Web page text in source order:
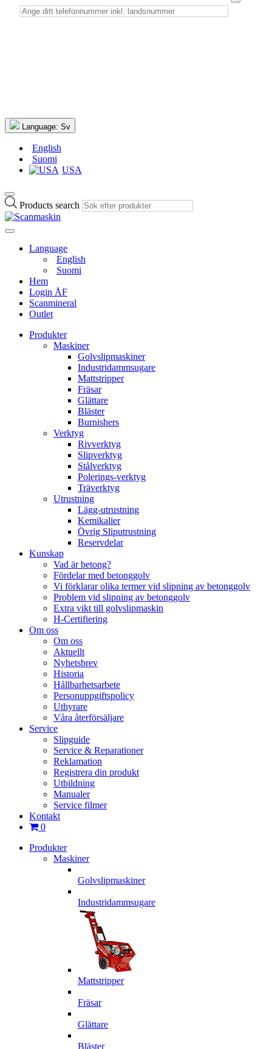
Language: Sv
English
Suomi
USA
Products search
Language
English
Suomi
Hem
Login ÅF
Scanmineral
Outlet
Produkter
Maskiner
Golvslipmaskiner
Industridammsugare
Mattstripper
Fräsar
Glättare
Bläster
Burnishers
Verktyg
Rivverktyg
Slipverktyg
Stålverktyg
Polerings-verktyg
Träverktyg
Utrustning
Lägg-utrustning
Kemikalier
Övrig Sliputrustning
Reservdelar
Kunskap
Vad är betong?
Fördelar med betonggolv
Vi förklarar olika termer vid slipning av betonggolv
Problem vid slipning av betonggolv
Extra vikt till golvslipmaskin
H-Certifiering
Om oss
Om oss
Aktuellt
Nyhetsbrev
Historia
Hållbarhetsarbete
Personuppgiftspolicy
Uthyrare
Våra återförsäljare
Service
Slipguide
Service & Reparationer
Reklamation
Registrera din produkt
Utbildning
Manualer
Service filmer
Kontakt
0
Produkter
Maskiner
Golvslipmaskiner
Industridammsugare
Mattstripper
Fräsar
Glättare
Bläster